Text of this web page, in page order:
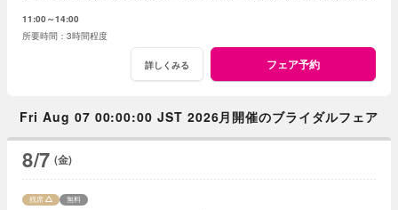
11:00～14:00
3時間程度
詳しくみる フェア予約
Fri Aug 07 00:00:00 JST 2026月開催のブライダルフェア
8/7 (金)
残席 無料